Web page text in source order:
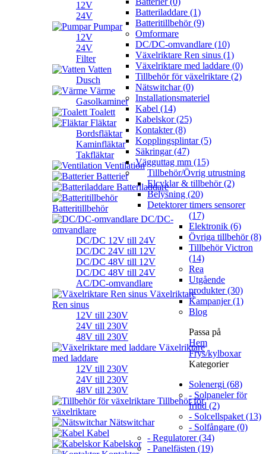
12V
24V
Pumpar
12V
24V
Filter
Vatten
Dusch
Värme
Gasolkaminer
Toalett
Fläktar
Bordsfläktar
Kaminfläktar
Takfläktar
Ventilation
Batterier
Batteriladdare
Batteritillbehör
DC/DC-
omvandlare
DC/DC 12V till 24V
DC/DC 24V till 12V
DC/DC 48V till 12V
DC/DC 48V till 24V
AC/DC-omvandlare
Växelriktare
Ren sinus
12V till 230V
24V till 230V
48V till 230V
Växelriktare
med laddare
12V till 230V
24V till 230V
48V till 230V
Tillbehör för
växelriktare
Nätswitchar
Kabel
Kabelskor
Batteriladdare (1)
Batteritillbehör (9)
Omformare
DC/DC-omvandlare (10)
Växelriktare Ren sinus (1)
Växelriktare med laddare (0)
Tillbehör för växelriktare (2)
Nätswitchar (0)
Installationsmateriel
Kabel (14)
Kabelskor (25)
Kontakter (8)
Kopplingsplintar (5)
Säkringar (47)
Vägguttag mm (15)
Tillbehör/Övrig utrustning
Elcyklar & tillbehör (2)
Belysning (20)
Detektorer timers sensorer
(17)
Elektronik (6)
Övriga tillbehör (8)
Tillbehör Victron
(14)
Rea
Utgående
produkter (30)
Kampanjer (1)
Blog
Passa på
Hem
Frys/kylboxar
Kategorier
Solenergi (68)
- Solpaneler för
fritid (2)
- Solcellspaket (13)
- Solfångare (0)
- Regulatorer (34)
- Panelfästen (19)